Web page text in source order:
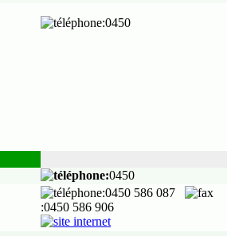
:0450
:0450
:0450 586 087
:0450 586 906